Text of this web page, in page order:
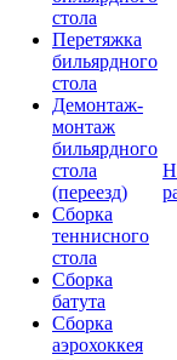
стола
Перетяжка
бильярдного
стола
Демонтаж-
монтаж
бильярдного
стола
(переезд)
Сборка
теннисного
стола
Сборка
батута
Сборка
аэрохоккея